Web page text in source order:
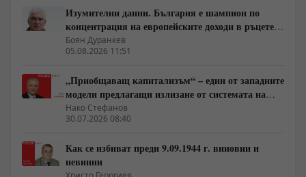
Изумителни данни. България е шампион по
концентрация на европейските доходи в ръцете
на най-богатия 1%, надминава и САЩ
Боян Дуранкев
05.08.2026 11:51
„Приобщаващ капитализъм“ – един от западните
модели предлагащи излизане от системата на
неолиберализма
Нако Стефанов
30.07.2026 08:40
Как се избиват преди 9.09.1944 г. виновни и
невинни